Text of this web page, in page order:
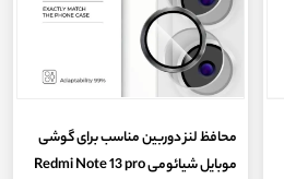
محافظ لنز دوربین مناسب برای گوشی
موبایل شیائومی Redmi Note 13 pro